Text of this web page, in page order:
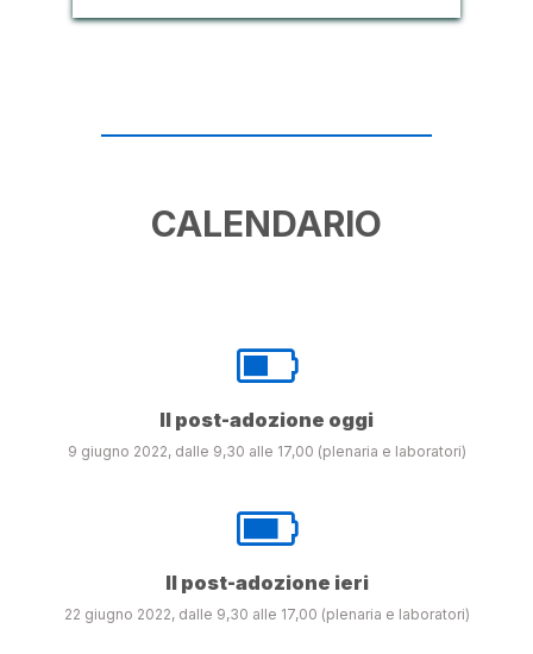
CALENDARIO
Il post-adozione oggi
9 giugno 2022, dalle 9,30 alle 17,00 (plenaria e laboratori)
Il post-adozione ieri
22 giugno 2022, dalle 9,30 alle 17,00 (plenaria e laboratori)